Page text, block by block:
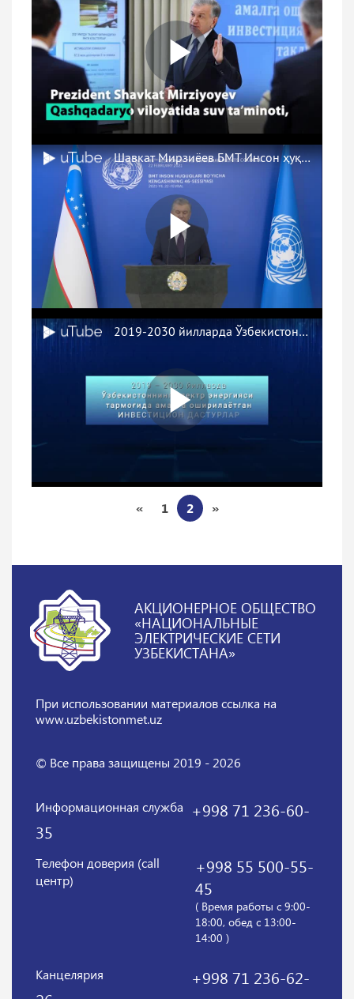
« 1 2 »
АКЦИОНЕРНОЕ ОБЩЕСТВО
«НАЦИОНАЛЬНЫЕ
ЭЛЕКТРИЧЕСКИЕ СЕТИ
УЗБЕКИСТАНА»
При использовании материаловссылка на
www.uzbekistonmet.uz
© Все права защищены 2019 - 2026
Информационная служба
+998 71 236-60-
35
Телефон доверия (call
центр)
+998 55 500-55-
45
( Время работы с 9:00-
18:00, обед с 13:00-
14:00 )
Канцелярия
+998 71 236-62-